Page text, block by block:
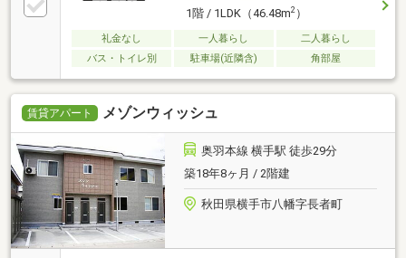
1階 / 1LDK（46.48m2）
礼金なし 一人暮らし
二人暮らし
バス・トイレ別
駐車場(近隣含) 角部屋
賃貸アパート メゾンウィッシュ
奥羽本線 横手駅 徒歩29分
築18年8ヶ月 / 2階建
秋田県横手市八幡字長者町